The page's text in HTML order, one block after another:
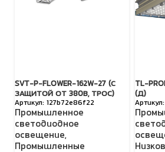
SVT-P-FLOWER-162W-27 (С
ЗАЩИТОЙ ОТ 380В, ТРОС)
127b72e86f22
Промышленное
светодиодное
освещение,
Промышленные
TL-
(Д)